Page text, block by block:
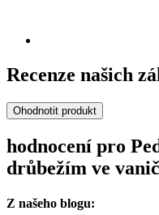
Recenze našich
Ohodnotit produkt
hodnocení pro
drůbežím ve
Z našeho blogu: